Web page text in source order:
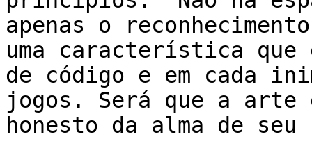
apenas o
uma característica que
de código e em cada
jogos. Será que a
honesto da alma de